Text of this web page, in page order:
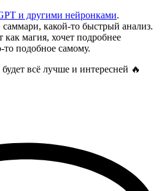
и другими нейронками.
саммари, какой-то быстрый анализ.
магия, хочет подробнее
то подобное самому.
всё лучше и интересней 🔥